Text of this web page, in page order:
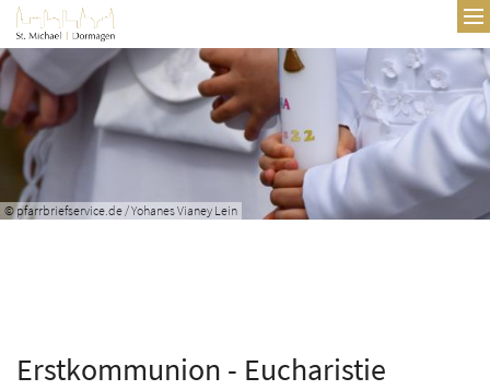
Zum Inhalt springen
© pfarrbriefservice.de / Yohanes Vianey Lein
Erstkommunion - Eucharistie